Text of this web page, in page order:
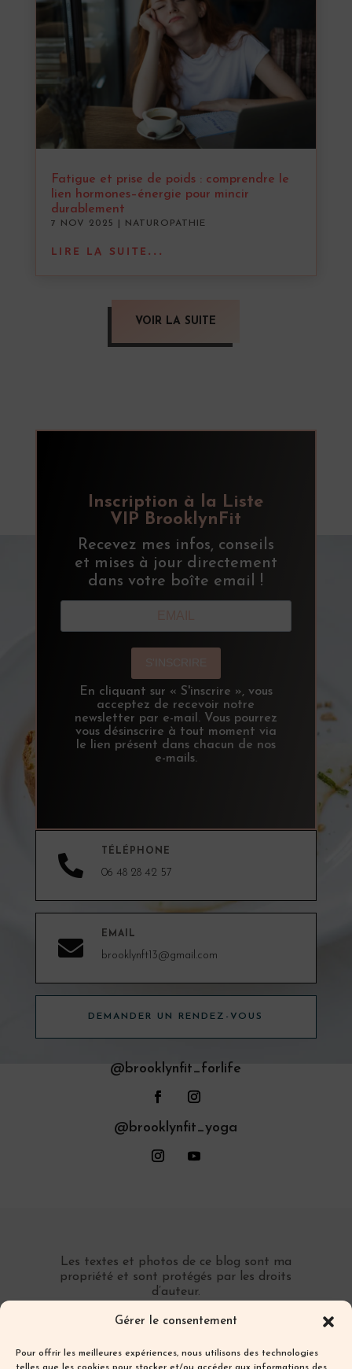
Gérer le consentement
Pour offrir les meilleures expériences, nous utilisons des technologies
Fatigue et prise de poids : comprendre le
lien hormones–énergie pour mincir
durablement
7 NOV 2025 NATUROPATHIE
LIRE LA SUITE...
VOIR LA SUITE
Inscription à la Liste
VIP BrooklynFit
Recevez mes infos, conseils
et mises à jour directement
dans votre boîte email !
En cliquant sur « S'inscrire », vous
acceptez de recevoir notre
newsletter par e-mail. Vous pourrez
vous désinscrire à tout moment via
le lien présent dans chacun de nos
e-mails.

TÉLÉPHONE
06 48 28 42 57

EMAIL
brooklynft13@gmail.com
DEMANDER UN RENDEZ-VOUS
@brooklynfit_forlife
@brooklynfit_yoga
Les textes et photos de ce blog sont ma
propriété et sont protégés par les droits
d’auteur.
Toute reproduction partielle ou totale sans